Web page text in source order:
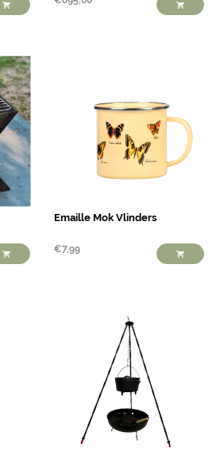
Emaille Mok Vlinders
€7,99